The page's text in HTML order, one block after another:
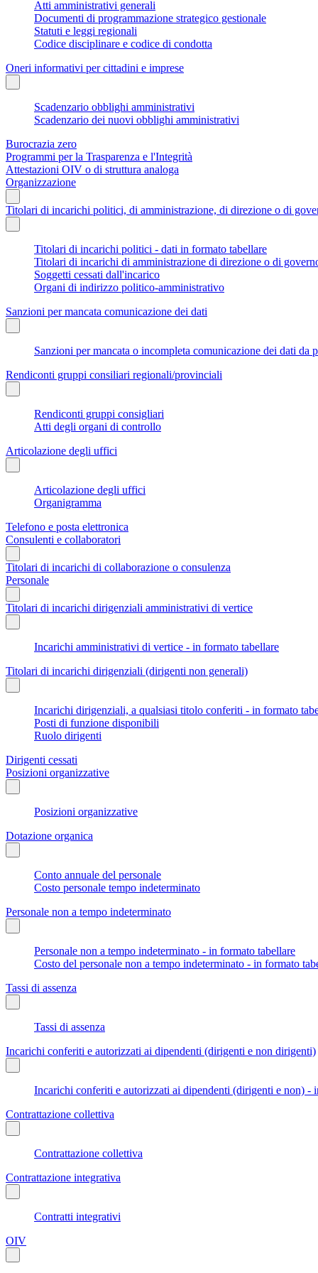
Atti amministrativi generali
Documenti di programmazione strategico gestionale
Statuti e leggi regionali
Codice disciplinare e codice di condotta
Oneri informativi per cittadini e imprese
Scadenzario obblighi amministrativi
Scadenzario dei nuovi obblighi amministrativi
Burocrazia zero
Programmi per la Trasparenza e l'Integrità
Attestazioni OIV o di struttura analoga
Organizzazione
Titolari di incarichi politici, di amministrazione, di direzione o di
Titolari di incarichi politici - dati in formato tabellare
Titolari di incarichi di amministrazione di direzione o di
Soggetti cessati dall'incarico
Organi di indirizzo politico-amministrativo
Sanzioni per mancata comunicazione dei dati
Sanzioni per mancata o incompleta comunicazione dei dati
Rendiconti gruppi consiliari regionali/provinciali
Rendiconti gruppi consigliari
Atti degli organi di controllo
Articolazione degli uffici
Articolazione degli uffici
Organigramma
Telefono e posta elettronica
Consulenti e collaboratori
Titolari di incarichi di collaborazione o consulenza
Personale
Titolari di incarichi dirigenziali amministrativi di vertice
Incarichi amministrativi di vertice - in formato tabellare
Titolari di incarichi dirigenziali (dirigenti non generali)
Incarichi dirigenziali, a qualsiasi titolo conferiti - in formato
Posti di funzione disponibili
Ruolo dirigenti
Dirigenti cessati
Posizioni organizzative
Posizioni organizzative
Dotazione organica
Conto annuale del personale
Costo personale tempo indeterminato
Personale non a tempo indeterminato
Personale non a tempo indeterminato - in formato tabellare
Costo del personale non a tempo indeterminato - in formato
Tassi di assenza
Tassi di assenza
Incarichi conferiti e autorizzati ai dipendenti (dirigenti e non dirigenti)
Incarichi conferiti e autorizzati ai dipendenti (dirigenti e non) -
Contrattazione collettiva
Contrattazione collettiva
Contrattazione integrativa
Contratti integrativi
OIV